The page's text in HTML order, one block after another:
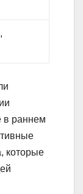
в раннем
которые